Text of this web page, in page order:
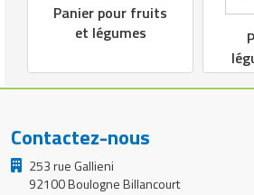
Panier pour fruits
et légumes
Contactez-nous
253 rue Gallieni
92100 Boulogne Billancourt